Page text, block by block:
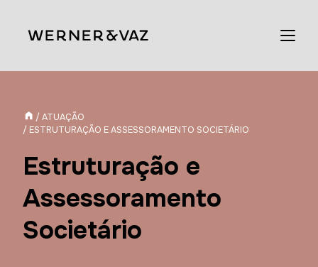
/ ATUAÇÃO
/ ESTRUTURAÇÃO E ASSESSORAMENTO SOCIETÁRIO
Estruturação e
Assessoramento
Societário